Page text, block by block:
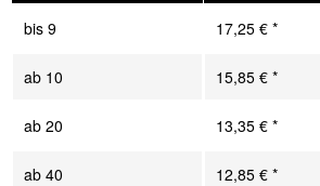
bis 9 17,25 € *
ab 10 15,85 € *
ab 20 13,35 € *
ab 40 12,85 € *